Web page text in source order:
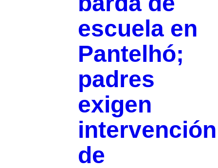
escuela en
Pantelhó;
padres
exigen
intervención
de